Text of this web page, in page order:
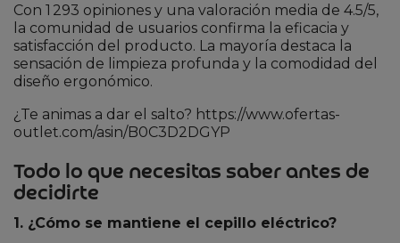
Con 1 293 opiniones y una valoración media de 4.5/5,
la comunidad de usuarios confirma la eficacia y
satisfacción del producto. La mayoría destaca la
sensación de limpieza profunda y la comodidad del
diseño ergonómico.
¿Te animas a dar el salto? https://www.ofertas-
outlet.com/asin/B0C3D2DGYP
Todo lo que necesitas saber antes de
decidirte
1. ¿Cómo se mantiene el cepillo eléctrico?